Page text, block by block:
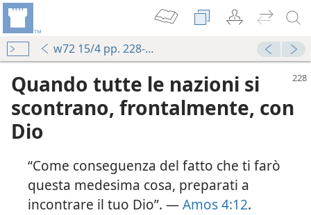
w72 15/4 pp. 228-241
Quando tutte le nazioni si
scontrano, frontalmente, con
Dio
“Come conseguenza del fatto che ti farò
questa medesima cosa, preparati a
incontrare il tuo Dio”. —Amos 4:12.